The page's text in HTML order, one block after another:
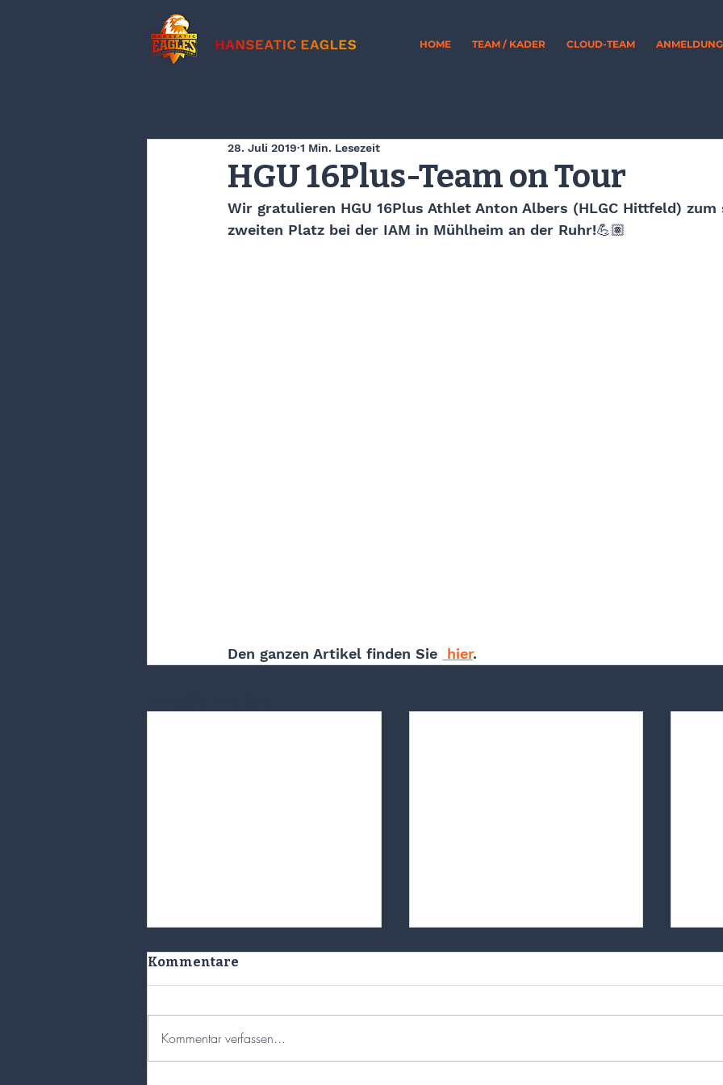
HOME TEAM / KADER CLOUD-TEAM
HGU 16Plus-Team on Tour
28. Juli 2019 1 Min. Lesezeit
Wir gratulieren HGU 16Plus Athlet Anton Albers (HLGC Hittfeld) zum
zweiten Platz bei der IAM in Mühlheim an der Ruhr!💪🏽
Den ganzen Artikel finden Sie hier.
Hanse Golf 2023!
Kommentare
Kommentar verfassen...